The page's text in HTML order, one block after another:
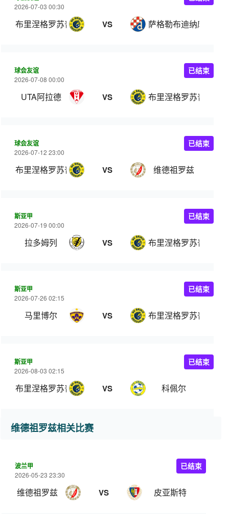
2026-07-03 00:30
布里涅格罗苏普列 VS 萨格勒布迪纳摩
球会友谊
2026-07-08 00:00
UTA阿拉德 VS 布里涅格罗苏普列
已结束
球会友谊
2026-07-12 23:00
布里涅格罗苏普列 VS 维德祖罗兹
已结束
斯亚甲
2026-07-19 00:00
拉多姆列 VS 布里涅格罗苏普列
已结束
斯亚甲
2026-07-26 02:15
马里博尔 VS 布里涅格罗苏普列
已结束
斯亚甲
2026-08-03 02:15
布里涅格罗苏普列 VS 科佩尔
已结束
维德祖罗兹相关比赛
波兰甲
2026-05-23 23:30
维德祖罗兹 VS 皮亚斯特
已结束